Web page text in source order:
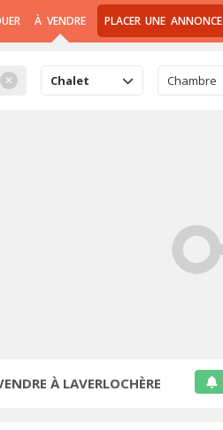
À VENDRE PLACER UNE ANNONCE
✕ Chalet Chambre
À LAVERLOCHÈRE